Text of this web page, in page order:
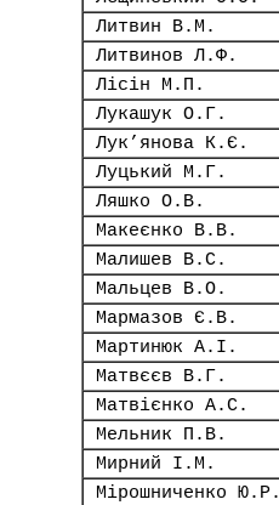
Литвин В.М.
Литвинов Л.Ф.
Лісін М.П.
Лукашук О.Г.
Лук’янова К.Є.
Луцький М.Г.
Ляшко О.В.
Макеєнко В.В.
Малишев В.С.
Мальцев В.О.
Мармазов Є.В.
Мартинюк А.І.
Матвєєв В.Г.
Матвієнко А.С.
Мельник П.В.
Мирний І.М.
Мірошниченко Ю.Р.